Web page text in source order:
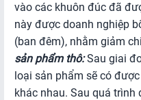
vào các khuôn đúc đã
này được doanh nghiệp
(ban đêm), nhằm giảm
sản phẩm thô:Sau giai
loại sản phẩm sẽ có
khác nhau. Sau quá